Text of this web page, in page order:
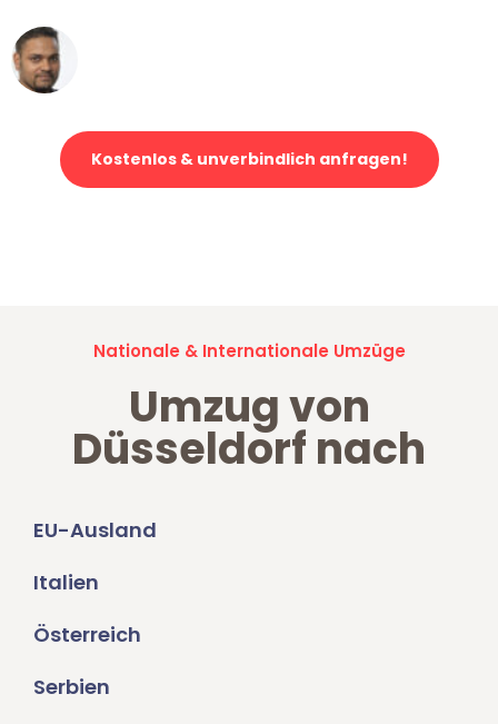
Kostenlos & unverbindlich anfragen!
Nationale & Internationale Umzüge
Umzug von
Düsseldorf nach
EU-Ausland
Italien
Österreich
Serbien